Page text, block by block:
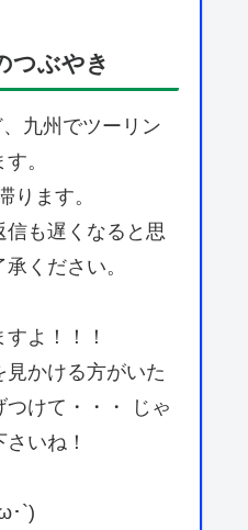
つぶやき
九州でツーリン
。
ります。
信も遅くなると思
ください。
よ！！！
見かける方がいた
つけて・・・ じゃ
いね！
･`)